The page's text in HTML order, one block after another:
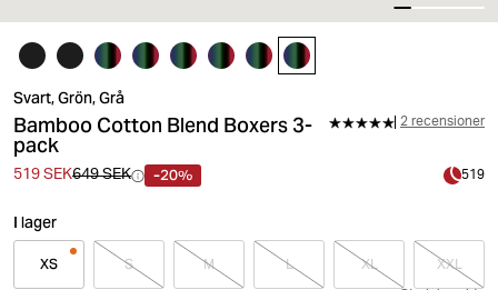
Svart, Grön, Grå
Bamboo Cotton Blend Boxers 3-
pack
2 recensioner
519 SEK649 SEK -20% 519
I lager
XS S M L XL XXL